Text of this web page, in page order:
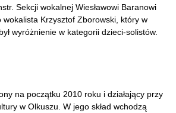
Sekcji wokalnej Wiesławowi Baranowi
wokalista Krzysztof Zborowski, który w
wyróżnienie w kategorii dzieci-solistów.
na początku 2010 roku i działający przy
w Olkuszu. W jego skład wchodzą